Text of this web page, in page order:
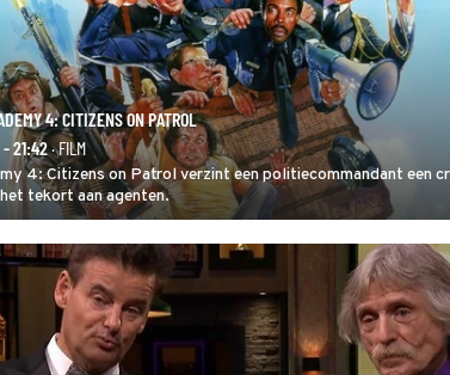
4: CITIZENS ON PATROL
21:42· FILM
4: Citizens on Patrol verzint een politiecommandant een
tekort aan agenten.